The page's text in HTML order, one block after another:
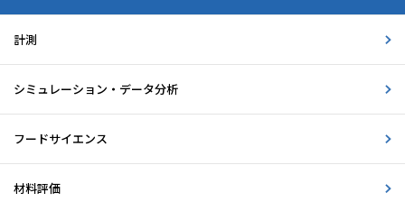
計測
シミュレーション・データ分析
フードサイエンス
材料評価